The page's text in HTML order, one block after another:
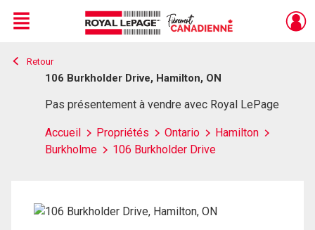
Live
En Direct
Menu
Retour
106 Burkholder Drive, Hamilton, ON
Pas présentement à vendre avec Royal LePage
Accueil Propriétés Ontario
Hamilton
Burkholme
106 Burkholder Drive